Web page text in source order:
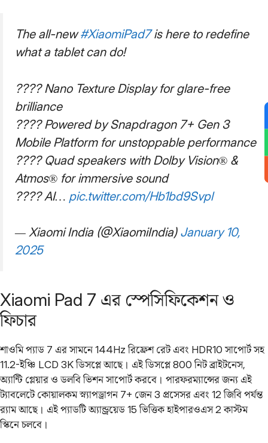
The all-new#XiaomiPad7is here to redefine
what a tablet can do!
???? Nano Texture Display for glare-free
brilliance
???? Powered by Snapdragon 7+ Gen 3
Mobile Platform for unstoppable performance
???? Quad speakers with Dolby Vision® &
Atmos® for immersive sound
???? AI… pic.twitter.com/Hb1bd9Svpl
— Xiaomi India (@XiaomiIndia) January 10,
2025
Xiaomi Pad 7 এর স্পেসিফিকেশন ও
ফিচার
শাওমি প্যাড 7 এর সামনে 144Hz রিফ্রেশ রেট এবং HDR10 সাপোর্ট সহ
11.2-ইঞ্চি LCD 3K ডিসপ্লে আছে। এই ডিসপ্লে 800 নিট ব্রাইটনেস,
অ্যান্টি গ্লেয়ার ও ডলবি ভিশন সাপোর্ট করবে। পারফরম্যান্সের জন্য এই
ট্যাবলেটে কোয়ালকম স্ন্যাপড্রাগন 7+ জেন 3 প্রসেসর এবং 12 জিবি পর্যন্ত
র‌্যাম আছে। এই প্যাডটি অ্যান্ড্রয়েড 15 ভিত্তিক হাইপারওএস 2 কাস্টম
স্কিনে চলবে।